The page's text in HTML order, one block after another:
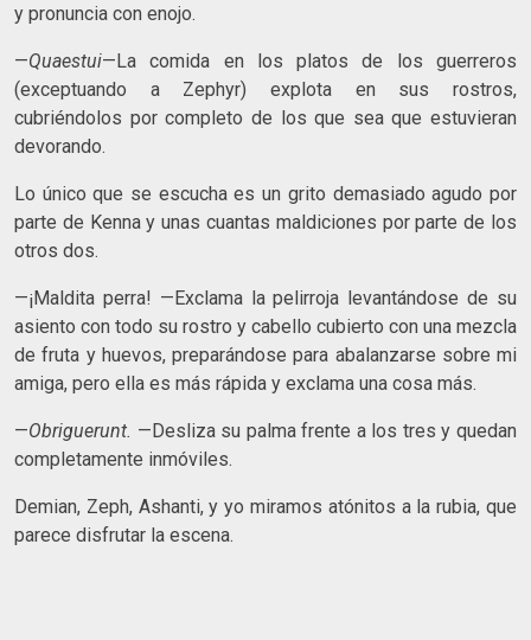
y pronuncia con enojo.
—Quaestui—La comida en los platos de los guerreros
(exceptuando a Zephyr) explota en sus rostros,
cubriéndolos por completo de los que sea que estuvieran
devorando.
Lo único que se escucha es un grito demasiado agudo por
parte de Kenna y unas cuantas maldiciones por parte de los
otros dos.
—¡Maldita perra! —Exclama la pelirroja levantándose de su
asiento con todo su rostro y cabello cubierto con una mezcla
de fruta y huevos, preparándose para abalanzarse sobre mi
amiga, pero ella es más rápida y exclama una cosa más.
—Obriguerunt. —Desliza su palma frente a los tres y quedan
completamente inmóviles.
Demian, Zeph, Ashanti, y yo miramos atónitos a la rubia, que
parece disfrutar la escena.